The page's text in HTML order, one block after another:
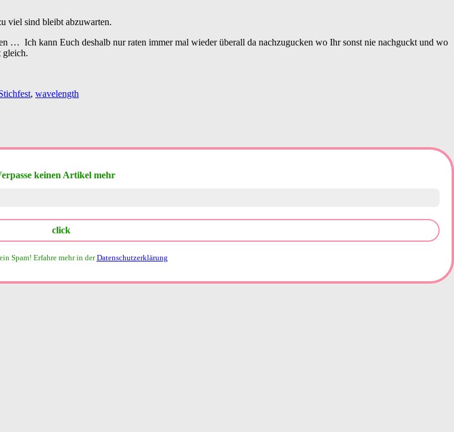
viel sind bleibt abzuwarten.
… Ich kann Euch deshalb nur raten immer mal wieder überall da nachzugucken wo Ihr sonst nie nachguckt und wo
gleich.
, wavelength
keinen Artikel mehr
Spam! Erfahre mehr in derDatenschutzerklärung